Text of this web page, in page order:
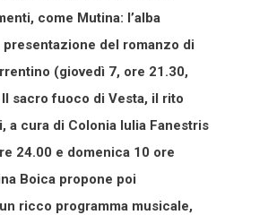
come Mutina: l’alba
presentazione del romanzo di
(giovedì 7, ore 21.30,
sacro fuoco di Vesta, il rito
a cura di Colonia Iulia Fanestris
24.00 e domenica 10 ore
Boica propone poi
ricco programma musicale,